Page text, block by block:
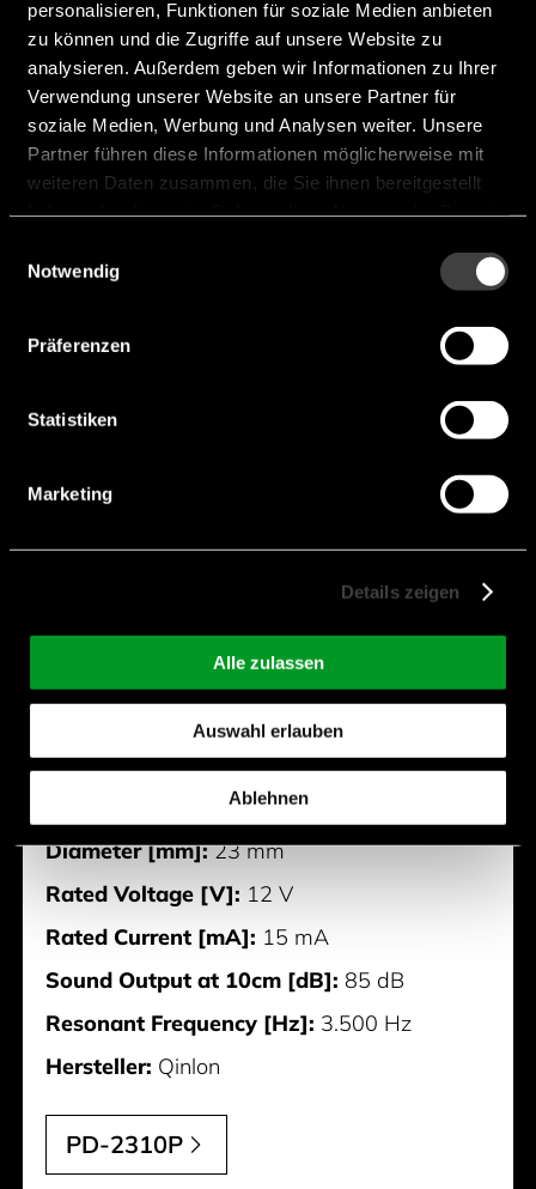
personalisieren, Funktionen für soziale Medien anbieten
zu können und die Zugriffe auf unsere Website zu
analysieren. Außerdem geben wir Informationen zu Ihrer
Verwendung unserer Website an unsere Partner für
soziale Medien, Werbung und Analysen weiter. Unsere
Partner führen diese Informationen möglicherweise mit
weiteren Daten zusammen, die Sie ihnen bereitgestellt
Notwendig
Präferenzen
Statistiken
Marketing
Details zeigen
Alle zulassen
Auswahl erlauben
Ablehnen
Rated Current [mA]:20 mA
Sound Output at 10cm [dB]:
94 dB
Resonant Frequency [Hz]:3.200 Hz
Hersteller: Chinasound
CPA26D12-3.2R
PD-2310P
10 mm
Diameter [mm]:23 mm
Rated Voltage [V]: 12 V
Rated Current [mA]: 15 mA
Sound Output at 10cm [dB]: 85 dB
Resonant Frequency [Hz]: 3.500 Hz
Hersteller: Qinlon
PD-2310P